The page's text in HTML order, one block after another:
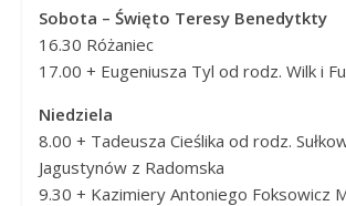
Sobota – Święto Teresy Benedytkty
16.30 Różaniec
17.00 + Eugeniusza Tyl od rodz. Wilk i
Niedziela
8.00 + Tadeusza Cieślika od rodz.
Jagustynów z Radomska
9.30 + Kazimiery Antoniego Foksowicz